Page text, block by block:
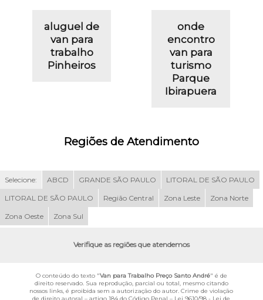
aluguel de
van para
trabalho
Pinheiros
onde
encontro
van para
turismo
Parque
Ibirapuera
Regiões de Atendimento
Selecione: ABCD GRANDE SÃO PAULO LITORAL DE SÃO PAULO
LITORAL DE SÃO PAULO Região Central Zona Leste Zona Norte
Zona Oeste Zona Sul
Verifique as regiões que atendemos
O conteúdo do texto "Van para Trabalho Preço Santo André" é de
direito reservado. Sua reprodução, parcial ou total, mesmo citando
nossos links, é proibida sem a autorização do autor. Crime de violação